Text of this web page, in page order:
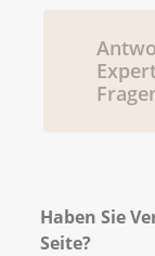
Haben Sie
Seite?